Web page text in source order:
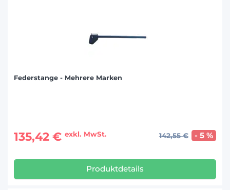
Federstange - Mehrere Marken
135,42 € exkl. MwSt. 142,55 € - 5 %
Produktdetails